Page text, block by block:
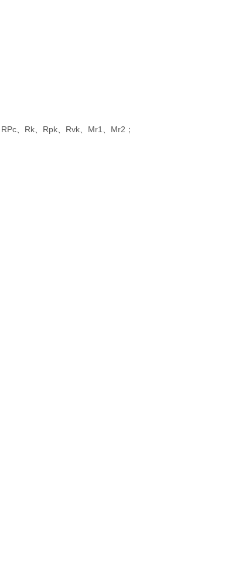
、Rk、Rpk、Rvk、Mr1、Mr2；